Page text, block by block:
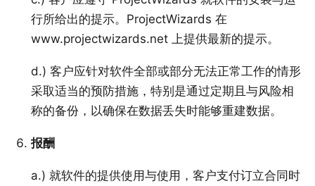
行所给出的提示。ProjectWizards 在
www.projectwizards.net 上提供最新的提示。
d.) 客户应针对软件全部或部分无法正常工作的情形
采取适当的预防措施，特别是通过定期且与风险相
称的备份，以确保在数据丢失时能够重建数据。
报酬
a.) 就软件的提供使用与使用，客户支付订立合同时